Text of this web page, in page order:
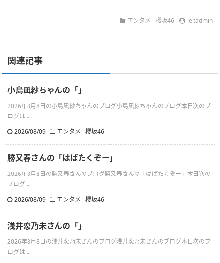
エンタメ - 櫻坂46 ieltadmin
関連記事
小島凪紗ちゃんの「」
2026年8月8日の小島凪紗ちゃんのブログ小島凪紗ちゃんのブログ本日次のブ
ログは ...
2026/08/09
エンタメ - 櫻坂46
勝又春さんの「はばたくぞー」
2026年8月8日の勝又春さんのブログ勝又春さんの「はばたくぞー」本日次の
ブログ ...
2026/08/09
エンタメ - 櫻坂46
浅井恋乃未さんの「」
2026年8月8日の浅井恋乃未さんのブログ浅井恋乃未さんのブログ本日次のブ
ログは ...